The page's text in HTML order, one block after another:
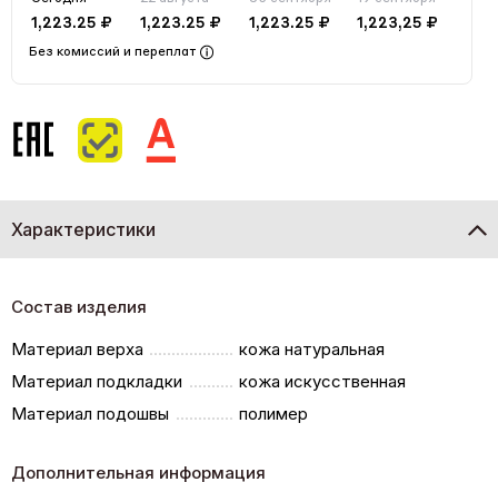
1,223.25 ₽ 1,223.25 ₽ 1,223.25 ₽ 1,223,25 ₽
Без комиссий и переплат
Характеристики
Состав изделия
Материал верха
кожа натуральная
Материал подкладки
кожа искусственная
Материал подошвы
полимер
Дополнительная информация